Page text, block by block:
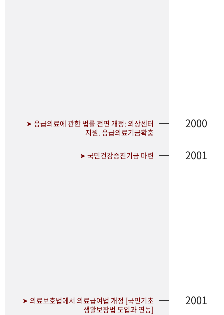
➤ 응급의료에 관한 법률 전면 개정: 외상센터
지원. 응급의료기금확충
2000
➤ 국민건강증진기금 마련 2001
➤ 의료보호법에서 의료급여법 개정 [국민기초
생활보장법 도입과 연동]
2001